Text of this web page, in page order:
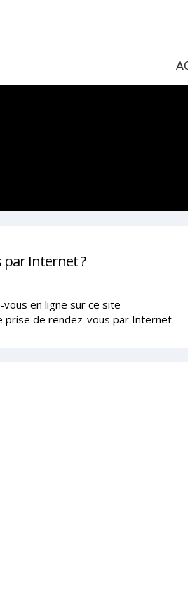
Internet ?
en ligne sur ce site
prise de rendez-vous par Internet